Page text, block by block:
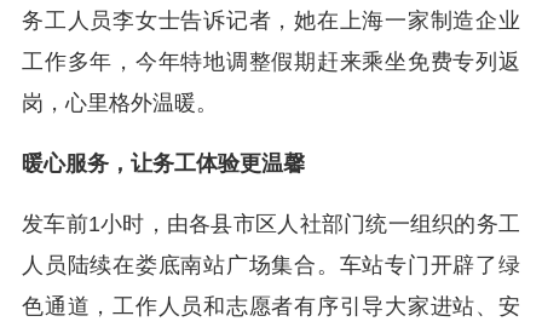
务工人员李女士告诉记者，她在上海一家制造企业
工作多年，今年特地调整假期赶来乘坐免费专列返
岗，心里格外温暖。
暖心服务，让务工体验更温馨
发车前1小时，由各县市区人社部门统一组织的务工
人员陆续在娄底南站广场集合。车站专门开辟了绿
色通道，工作人员和志愿者有序引导大家进站、安